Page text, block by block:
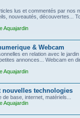
lus et commentés par nos
nouveautés, découvertes...
Aquajardin
& Webcam
en relation avec le jardin
annonces... Webcam en
Aquajardin
nouvelles technologies
de base, internet, matériels...
Aquajardin